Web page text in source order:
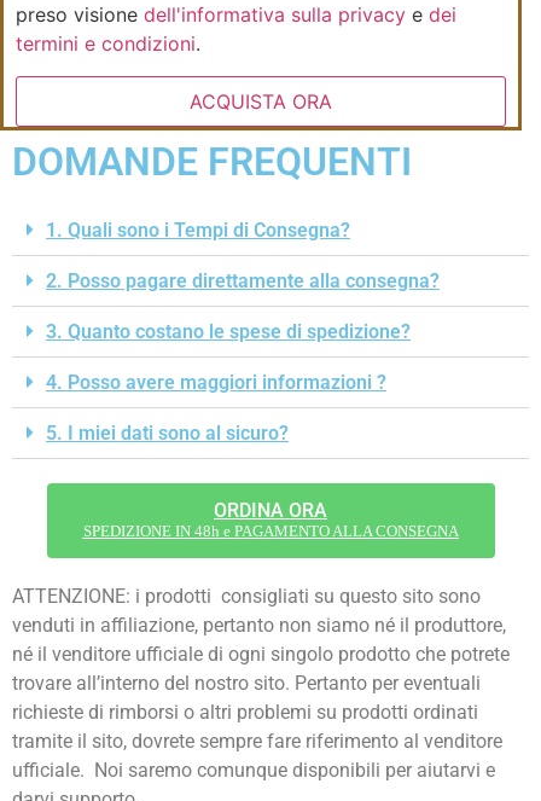
preso visione dell'informativa sulla privacy e dei
termini e condizioni.
ACQUISTA ORA
DOMANDE FREQUENTI
1. Quali sono i Tempi di Consegna?
2. Posso pagare direttamente alla consegna?
3. Quanto costano le spese di spedizione?
4. Posso avere maggiori informazioni ?
5. I miei dati sono al sicuro?
ORDINA ORA
SPEDIZIONE IN 48h e PAGAMENTO ALLA CONSEGNA
ATTENZIONE: i prodotti consigliati su questo sito sono
venduti in affiliazione, pertanto non siamo né il produttore,
né il venditore ufficiale di ogni singolo prodotto che potrete
trovare all’interno del nostro sito. Pertanto per eventuali
richieste di rimborsi o altri problemi su prodotti ordinati
tramite il sito, dovrete sempre fare riferimento al venditore
ufficiale. Noi saremo comunque disponibili per aiutarvi e